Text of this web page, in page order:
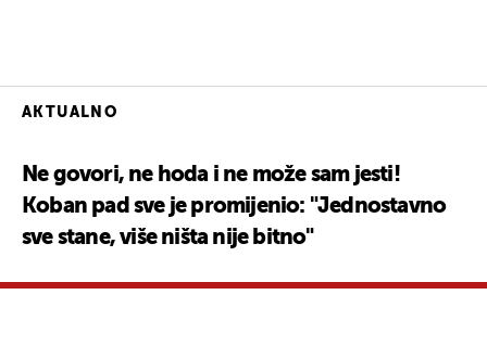
AKTUALNO
Ne govori, ne hoda i ne može sam jesti!
Koban pad sve je promijenio: "Jednostavno
sve stane, više ništa nije bitno"